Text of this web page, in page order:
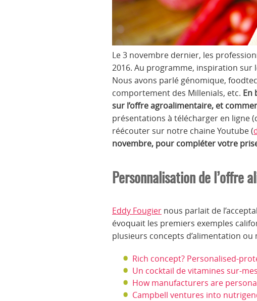
Le 3 novembre dernier, les
2016. Au programme, inspiration
Nous avons parlé génomique,
comportement des Millenials, etc. En
sur l’offre agroalimentaire, et
présentations à télécharger en ligne
réécouter sur notre chaine Youtube (
novembre, pour compléter votre
Personnalisation de l’offre
Eddy Fougier nous parlait de
évoquait les premiers exemples
plusieurs concepts d’alimentation
Rich concept? Personalised-
Un cocktail de vitamines sur-
How manufacturers are
Campbell ventures into